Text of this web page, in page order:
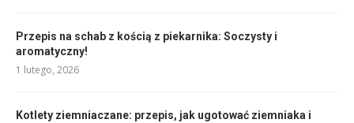
Przepis na schab z kością z piekarnika: Soczysty i
aromatyczny!
1 lutego, 2026
Kotlety ziemniaczane: przepis, jak ugotować ziemniaka i